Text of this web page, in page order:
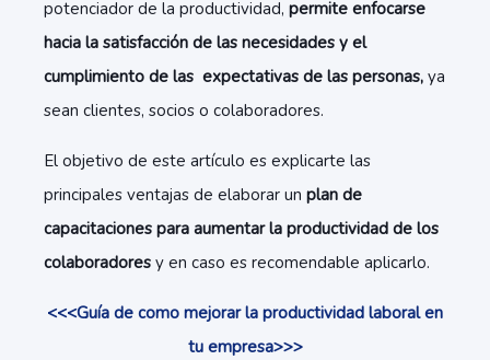
potenciador de la productividad, permite enfocarse
hacia la satisfacción de las necesidades y el
cumplimiento de las expectativas de las personas, ya
sean clientes, socios o colaboradores.
El objetivo de este artículo es explicarte las
principales ventajas de elaborar un plan de
capacitaciones para aumentar la productividad de los
colaboradores y en caso es recomendable aplicarlo.
<<<Guía de como mejorar la productividad laboral en
tu empresa>>>